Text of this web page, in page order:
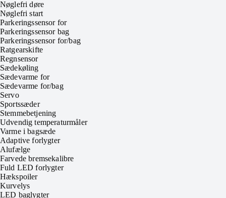
Nøglefri døre
Nøglefri start
Parkeringssensor for
Parkeringssensor bag
Parkeringssensor for/bag
Ratgearskifte
Regnsensor
Sædekøling
Sædevarme for
Sædevarme for/bag
Servo
Sportssæder
Stemmebetjening
Udvendig temperaturmåler
Varme i bagsæde
Adaptive forlygter
Alufælge
Farvede bremsekalibre
Fuld LED forlygter
Hækspoiler
Kurvelys
LED baglygter